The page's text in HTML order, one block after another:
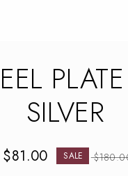
SILVER
SALE $
$81.00